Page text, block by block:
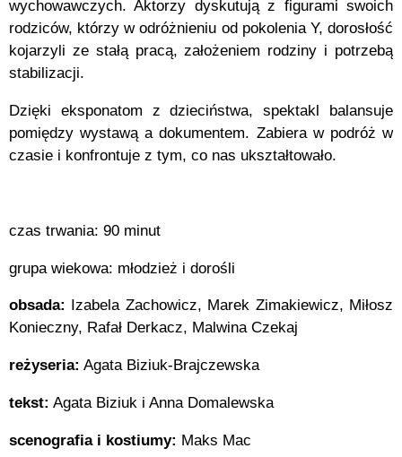
wychowawczych. Aktorzy dyskutują z figurami swoich
rodziców, którzy w odróżnieniu od pokolenia Y, dorosłość
kojarzyli ze stałą pracą, założeniem rodziny i potrzebą
stabilizacji.
Dzięki eksponatom z dzieciństwa, spektakl balansuje
pomiędzy wystawą a dokumentem. Zabiera w podróż w
czasie i konfrontuje z tym, co nas ukształtowało.
czas trwania: 90 minut
grupa wiekowa: młodzież i dorośli
obsada:
Izabela Zachowicz, Marek Zimakiewicz, Miłosz
Konieczny, Rafał Derkacz, Malwina Czekaj
reżyseria: Agata Biziuk-Brajczewska
tekst: Agata Biziuk i Anna Domalewska
scenografia i kostiumy: Maks Mac